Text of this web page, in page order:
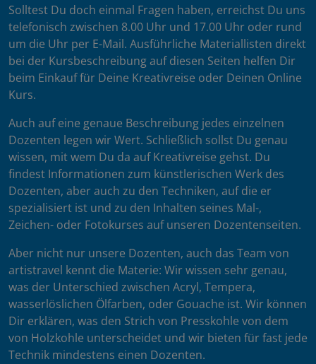
Solltest Du doch einmal Fragen haben, erreichst Du uns
telefonisch zwischen 8.00 Uhr und 17.00 Uhr oder rund
um die Uhr per E-Mail. Ausführliche Materiallisten direkt
bei der Kursbeschreibung auf diesen Seiten helfen Dir
beim Einkauf für Deine Kreativreise oder Deinen Online
Kurs.
Auch auf eine genaue Beschreibung jedes einzelnen
Dozenten legen wir Wert. Schließlich sollst Du genau
wissen, mit wem Du da auf Kreativreise gehst. Du
findest Informationen zum künstlerischen Werk des
Dozenten, aber auch zu den Techniken, auf die er
spezialisiert ist und zu den Inhalten seines Mal-,
Zeichen- oder Fotokurses auf unseren Dozentenseiten.
Aber nicht nur unsere Dozenten, auch das Team von
artistravel kennt die Materie: Wir wissen sehr genau,
was der Unterschied zwischen Acryl, Tempera,
wasserlöslichen Ölfarben, oder Gouache ist. Wir können
Dir erklären, was den Strich von Presskohle von dem
von Holzkohle unterscheidet und wir bieten für fast jede
Technik mindestens einen Dozenten.